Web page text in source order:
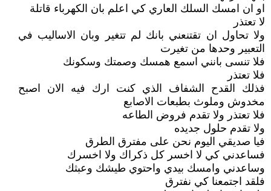
او ان امسك السلك العاري كي اعلم بان الكهرباء قاتلة
لا تعتذر
ولا تحاول ان تقتنعني بانك لم تتغير وبان الاساليب في
التعبير وحدها من تغيرت
فلا تنسى بانني اسمع همسك وصمتك وسكونك
فلا تعتذر
فذلك القدح الشفاف الذي كنت ارك فيه الان اصبح
مخدوش وملوث بطبعات الاصابع
فلا تعتذر ولا تقدم فروض الطاعه
ولا تقدم حلول جديده
فيا صديقي اليوم نحن على مفترق الطرق
فساعدني كي لا اخسر كل ذكراك ولا اخسرك
وساعدني وامسك بيدي واحتوي طيشك وعبثك
فلقد اجتمعنا كي نفترق